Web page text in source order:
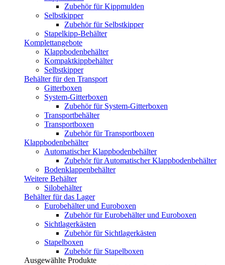
Zubehör für Kippmulden
Selbstkipper
Zubehör für Selbstkipper
Stapelkipp-Behälter
Komplettangebote
Klappbodenbehälter
Kompaktkippbehälter
Selbstkipper
Behälter für den Transport
Gitterboxen
System-Gitterboxen
Zubehör für System-Gitterboxen
Transportbehälter
Transportboxen
Zubehör für Transportboxen
Klappbodenbehälter
Automatischer Klappbodenbehälter
Zubehör für Automatischer Klappbodenbehälter
Bodenklappenbehälter
Weitere Behälter
Silobehälter
Behälter für das Lager
Eurobehälter und Euroboxen
Zubehör für Eurobehälter und Euroboxen
Sichtlagerkästen
Zubehör für Sichtlagerkästen
Stapelboxen
Zubehör für Stapelboxen
Ausgewählte Produkte